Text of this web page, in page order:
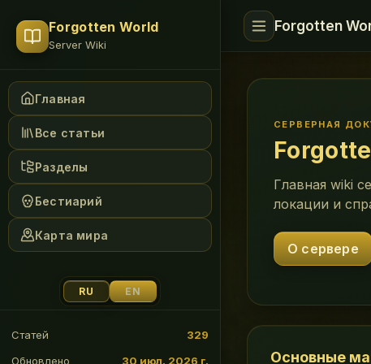
Forgotten World
Server Wiki
Главная
Все статьи
Разделы
Бестиарий
Карта мира
RU EN
Статей
329
Обновлено
30 июл. 2026 г.
Forgotten
СЕРВЕРНАЯ
Главная wiki
локации и
О сервере
Основные